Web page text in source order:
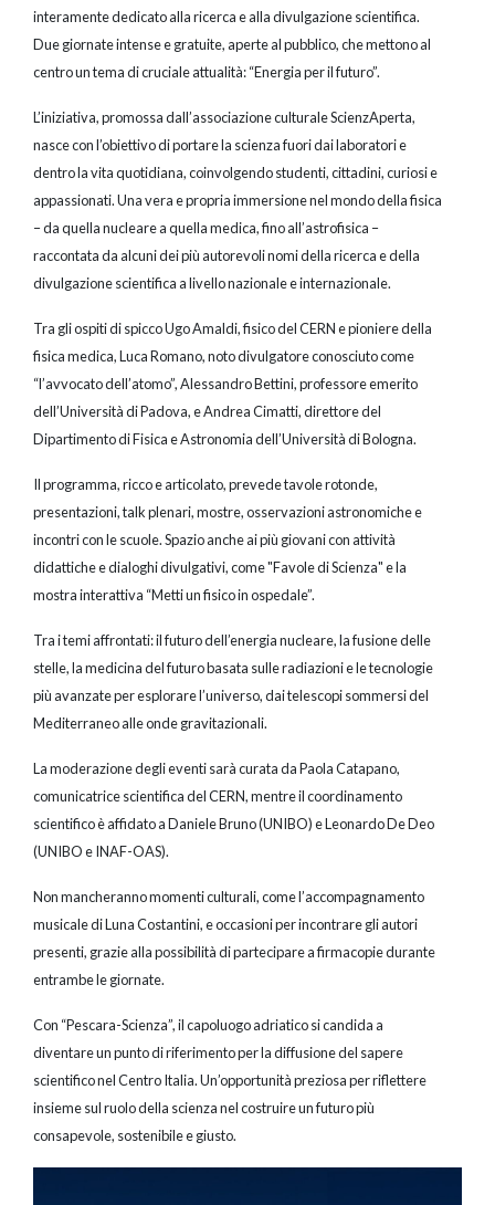
interamente dedicato alla ricerca e alla divulgazione scientifica.
Due giornate intense e gratuite, aperte al pubblico, che mettono al
centro un tema di cruciale attualità: “Energia per il futuro”.
L’iniziativa, promossa dall’associazione culturale ScienzAperta,
nasce con l’obiettivo di portare la scienza fuori dai laboratori e
dentro la vita quotidiana, coinvolgendo studenti, cittadini, curiosi e
appassionati. Una vera e propria immersione nel mondo della fisica
– da quella nucleare a quella medica, fino all’astrofisica –
raccontata da alcuni dei più autorevoli nomi della ricerca e della
divulgazione scientifica a livello nazionale e internazionale.
Tra gli ospiti di spicco Ugo Amaldi, fisico del CERN e pioniere della
fisica medica, Luca Romano, noto divulgatore conosciuto come
“l’avvocato dell’atomo”, Alessandro Bettini, professore emerito
dell’Università di Padova, e Andrea Cimatti, direttore del
Dipartimento di Fisica e Astronomia dell’Università di Bologna.
Il programma, ricco e articolato, prevede tavole rotonde,
presentazioni, talk plenari, mostre, osservazioni astronomiche e
incontri con le scuole. Spazio anche ai più giovani con attività
didattiche e dialoghi divulgativi, come "Favole di Scienza" e la
mostra interattiva “Metti un fisico in ospedale”.
Tra i temi affrontati: il futuro dell’energia nucleare, la fusione delle
stelle, la medicina del futuro basata sulle radiazioni e le tecnologie
più avanzate per esplorare l’universo, dai telescopi sommersi del
Mediterraneo alle onde gravitazionali.
La moderazione degli eventi sarà curata da Paola Catapano,
comunicatrice scientifica del CERN, mentre il coordinamento
scientifico è affidato a Daniele Bruno (UNIBO) e Leonardo De Deo
(UNIBO e INAF-OAS).
Non mancheranno momenti culturali, come l’accompagnamento
musicale di Luna Costantini, e occasioni per incontrare gli autori
presenti, grazie alla possibilità di partecipare a firmacopie durante
entrambe le giornate.
Con “Pescara-Scienza”, il capoluogo adriatico si candida a
diventare un punto di riferimento per la diffusione del sapere
scientifico nel Centro Italia. Un’opportunità preziosa per riflettere
insieme sul ruolo della scienza nel costruire un futuro più
consapevole, sostenibile e giusto.